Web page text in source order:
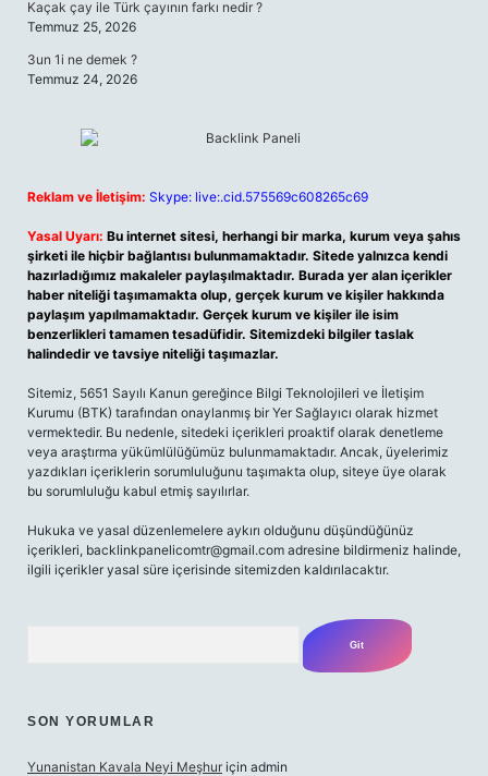
Kaçak çay ile Türk çayının farkı nedir ?
Temmuz 25, 2026
3un 1i ne demek ?
Temmuz 24, 2026
Reklam ve İletişim: Skype: live:.cid.575569c608265c69
Yasal Uyarı: Bu internet sitesi, herhangi bir marka, kurum veya şahıs
şirketi ile hiçbir bağlantısı bulunmamaktadır. Sitede yalnızca kendi
hazırladığımız makaleler paylaşılmaktadır. Burada yer alan içerikler
haber niteliği taşımamakta olup, gerçek kurum ve kişiler hakkında
paylaşım yapılmamaktadır. Gerçek kurum ve kişiler ile isim
benzerlikleri tamamen tesadüfidir. Sitemizdeki bilgiler taslak
halindedir ve tavsiye niteliği taşımazlar.
Sitemiz, 5651 Sayılı Kanun gereğince Bilgi Teknolojileri ve İletişim
Kurumu (BTK) tarafından onaylanmış bir Yer Sağlayıcı olarak hizmet
vermektedir. Bu nedenle, sitedeki içerikleri proaktif olarak denetleme
veya araştırma yükümlülüğümüz bulunmamaktadır. Ancak, üyelerimiz
yazdıkları içeriklerin sorumluluğunu taşımakta olup, siteye üye olarak
bu sorumluluğu kabul etmiş sayılırlar.
Hukuka ve yasal düzenlemelere aykırı olduğunu düşündüğünüz
içerikleri, backlinkpanelicomtr@gmail.com adresine bildirmeniz halinde,
ilgili içerikler yasal süre içerisinde sitemizden kaldırılacaktır.
SON YORUMLAR
Yunanistan Kavala Neyi Meşhur için admin